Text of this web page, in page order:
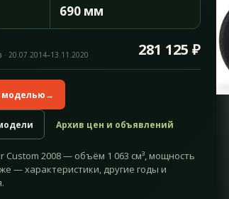
690 мм
281 125 ₽
· 20.07.2014–13.11.2020
моделью→
Архив цен и объявлений
Custom 2008 — объём 1 063 см³, мощность
— характеристики, другие годы и